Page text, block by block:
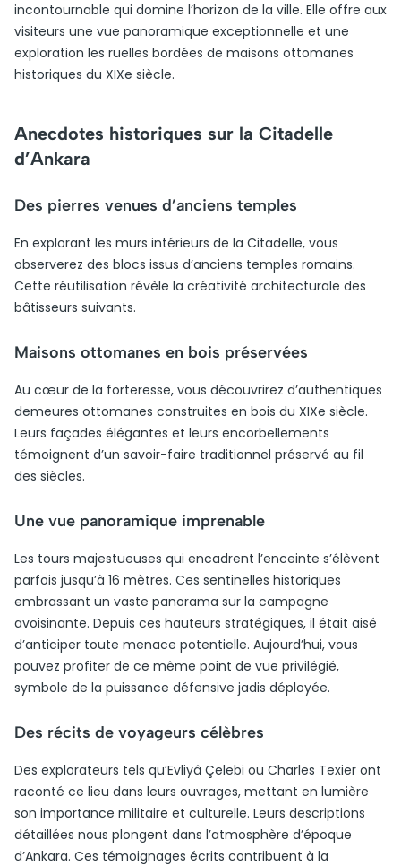
incontournable qui domine l’horizon de la ville. Elle offre aux
visiteurs une vue panoramique exceptionnelle et une
exploration les ruelles bordées de maisons ottomanes
historiques du XIXe siècle.
Anecdotes historiques sur la Citadelle
d’Ankara
Des pierres venues d’anciens temples
En explorant les murs intérieurs de la Citadelle, vous
observerez des blocs issus d’anciens temples romains.
Cette réutilisation révèle la créativité architecturale des
bâtisseurs suivants.
Maisons ottomanes en bois préservées
Au cœur de la forteresse, vous découvrirez d’authentiques
demeures ottomanes construites en bois du XIXe siècle.
Leurs façades élégantes et leurs encorbellements
témoignent d’un savoir-faire traditionnel préservé au fil
des siècles.
Une vue panoramique imprenable
Les tours majestueuses qui encadrent l’enceinte s’élèvent
parfois jusqu’à 16 mètres. Ces sentinelles historiques
embrassant un vaste panorama sur la campagne
avoisinante. Depuis ces hauteurs stratégiques, il était aisé
d’anticiper toute menace potentielle. Aujourd’hui, vous
pouvez profiter de ce même point de vue privilégié,
symbole de la puissance défensive jadis déployée.
Des récits de voyageurs célèbres
Des explorateurs tels qu’Evliyâ Çelebi ou Charles Texier ont
raconté ce lieu dans leurs ouvrages, mettant en lumière
son importance militaire et culturelle. Leurs descriptions
détaillées nous plongent dans l’atmosphère d’époque
d’Ankara. Ces témoignages écrits contribuent à la